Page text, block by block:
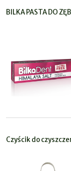
BILKA PASTA DO
Czyścik do